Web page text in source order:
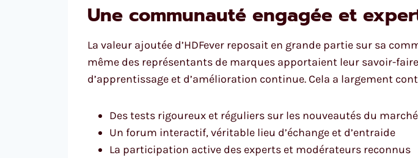
Une communauté engagée et
La valeur ajoutée d’HDFever reposait en grande partie sur sa
même des représentants de marques apportaient leur savoir-
d’apprentissage et d’amélioration continue. Cela a largement
Des tests rigoureux et réguliers sur les nouveautés du marché
Un forum interactif, véritable lieu d’échange et d’entraide
La participation active des experts et modérateurs reconnus